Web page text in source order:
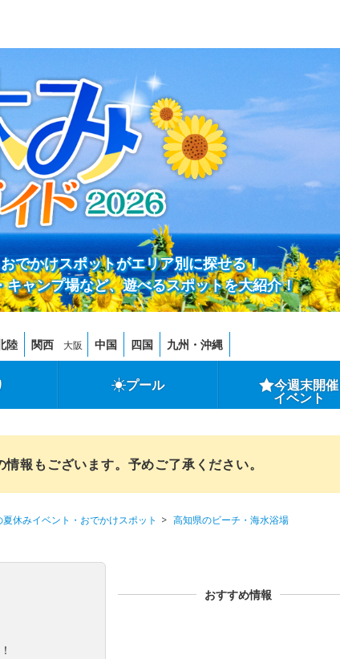
でかけスポットがエリア別に探せる！
ャンプ場など、遊べるスポットを大紹介！
陸 関西 大阪 中国 四国 九州・沖縄
プール 今週末開催
イベント
報もございます。予めご了承ください。
休みイベント・おでかけスポット
高知県のビーチ・海水浴場
おすすめ情報